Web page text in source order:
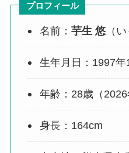
プロフィール
名前：芋生 悠 （
生年月日：1997年
年齢：28歳（2026
身長：164cm